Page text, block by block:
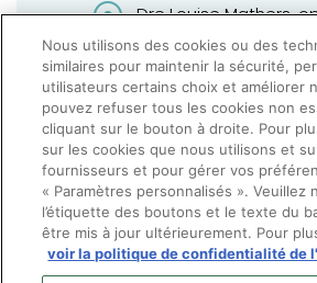
Dre Louise Mathers,
Mme Lise Racette,
nommée par l’Office
professions
Nous utilisons des cookies ou des
similaires pour maintenir la sécurité,
utilisateurs certains choix et améliorer
pouvez refuser tous les cookies non
cliquant sur le bouton à droite. Pour
sur les cookies que nous utilisons et
fournisseurs et pour gérer vos
« Paramètres personnalisés ». Veuillez
l’étiquette des boutons et le texte du
être mis à jour ultérieurement. Pour
voir la politique de confidentialité de